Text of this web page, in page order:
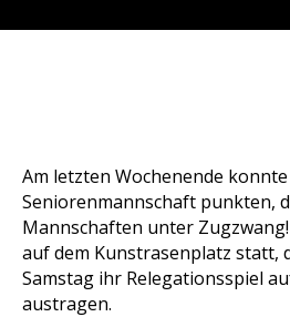
Am letzten Wochenende
Seniorenmannschaft punkten,
Mannschaften unter
auf dem Kunstrasenplatz statt,
Samstag ihr Relegationsspiel
austragen.